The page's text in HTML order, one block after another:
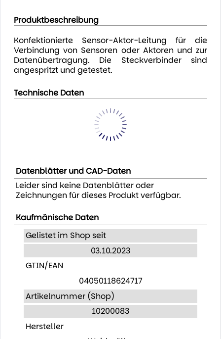
Produktbeschreibung
Konfektionierte Sensor-Aktor-Leitung für die
Verbindung von Sensoren oder Aktoren und zur
Datenübertragung. Die Steckverbinder sind
angespritzt und getestet.
Technische Daten
Datenblätter und CAD-Daten
Leider sind keine Datenblätter oder
Zeichnungen für dieses Produkt verfügbar.
Kaufmänische Daten
Gelistet im Shop seit
03.10.2023
GTIN/EAN
04050118624717
Artikelnummer (Shop)
10200083
Hersteller